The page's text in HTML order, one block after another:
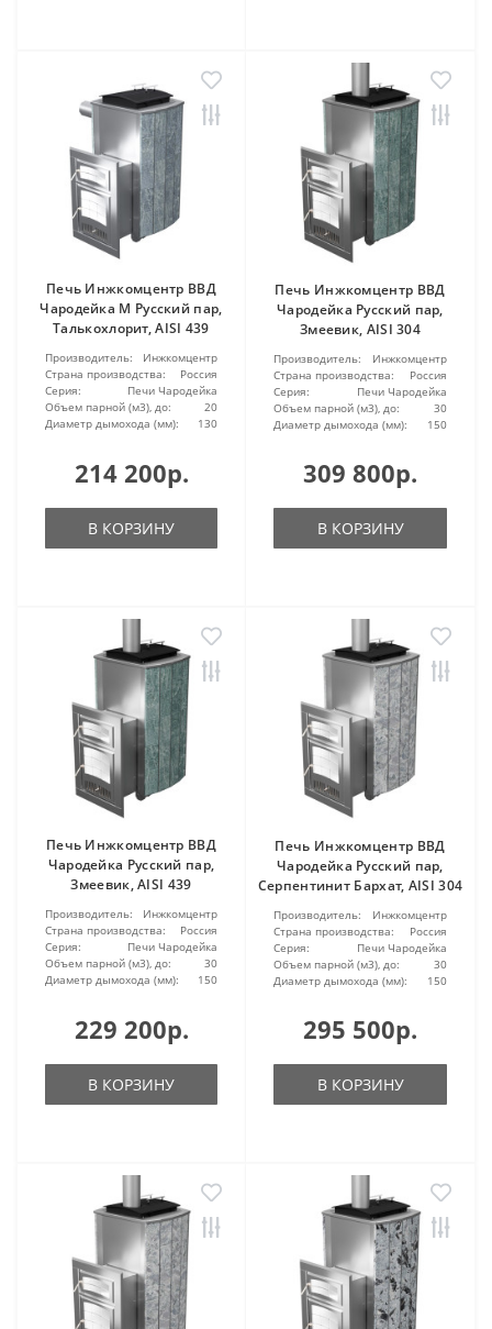
Печь Инжкомцентр ВВД
Чародейка М Русский пар,
Талькохлорит, AISI 439
Производитель:
Инжкомцентр
Страна производства:
Россия
Серия:
Печи Чародейка
Объем парной (м3), до:
20
Диаметр дымохода (мм):
130
214 200р.
В КОРЗИНУ
Печь Инжкомцентр ВВД
Чародейка Русский пар,
Змеевик, AISI 304
Производитель:
Инжкомцентр
Страна производства:
Россия
Серия:
Печи Чародейка
Объем парной (м3), до:
30
Диаметр дымохода (мм):
150
309 800р.
В КОРЗИНУ
Печь Инжкомцентр ВВД
Чародейка Русский пар,
Змеевик, AISI 439
Производитель:
Инжкомцентр
Страна производства:
Россия
Серия:
Печи Чародейка
Объем парной (м3), до:
30
Диаметр дымохода (мм):
150
229 200р.
В КОРЗИНУ
Печь Инжкомцентр ВВД
Чародейка Русский пар,
Серпентинит Бархат, AISI 304
Производитель:
Инжкомцентр
Страна производства:
Россия
Серия:
Печи Чародейка
Объем парной (м3), до:
30
Диаметр дымохода (мм):
150
295 500р.
В КОРЗИНУ